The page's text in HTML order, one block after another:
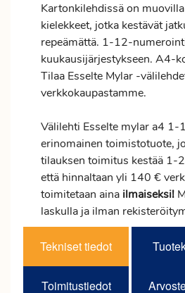
Kartonkilehdissä on
kielekkeet, jotka kestävät
repeämättä. 1-12-
kuukausijärjestykseen. A4-
Tilaa Esselte Mylar -
verkkokaupastamme.
Välilehti Esselte mylar a4 1-
erinomainen toimistotuote,
tilauksen toimitus kestää 1-
että hinnaltaan yli 140 €
toimitetaan aina ilmaiseksi!
laskulla ja ilman
Tekniset tiedot
Toimitustiedot